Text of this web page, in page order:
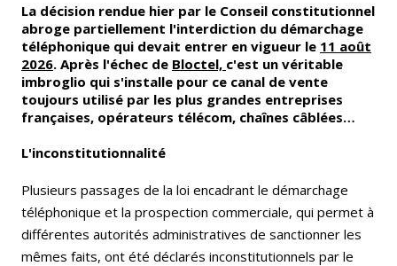
La décision rendue hier par le Conseil constitutionnel
abroge partiellement l'interdiction du démarchage
téléphonique qui devait entrer en vigueur le 11 août
2026. Après l'échec de Bloctel, c'est un véritable
imbroglio qui s'installe pour ce canal de vente
toujours utilisé par les plus grandes entreprises
françaises, opérateurs télécom, chaînes câblées…
L'inconstitutionnalité
Plusieurs passages de la loi encadrant le démarchage
téléphonique et la prospection commerciale, qui permet à
différentes autorités administratives de sanctionner les
mêmes faits, ont été déclarés inconstitutionnels par le